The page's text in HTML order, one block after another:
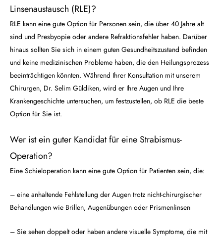
Linsenaustausch (RLE)?
RLE kann eine gute Option für Personen sein, die über 40 Jahre alt
sind und Presbyopie oder andere Refraktionsfehler haben. Darüber
hinaus sollten Sie sich in einem guten Gesundheitszustand befinden
und keine medizinischen Probleme haben, die den Heilungsprozess
beeinträchtigen könnten. Während Ihrer Konsultation mit unserem
Chirurgen, Dr. Selim Güldiken, wird er Ihre Augen und Ihre
Krankengeschichte untersuchen, um festzustellen, ob RLE die beste
Option für Sie ist.
Wer ist ein guter Kandidat für eine Strabismus-
Operation?
Eine Schieloperation kann eine gute Option für Patienten sein, die:
– eine anhaltende Fehlstellung der Augen trotz nicht-chirurgischer
Behandlungen wie Brillen, Augenübungen oder Prismenlinsen
– Sie sehen doppelt oder haben andere visuelle Symptome, die mit